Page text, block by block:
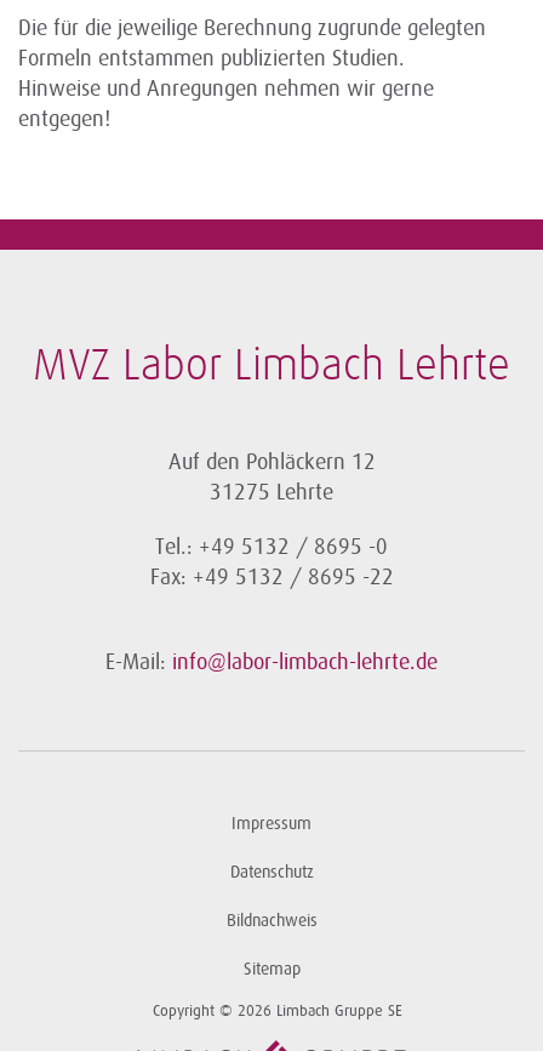
Die für die jeweilige Berechnung zugrunde gelegten
Formeln entstammen publizierten Studien.
Hinweise und Anregungen nehmen wir gerne
entgegen!
MVZ Labor Limbach Lehrte
Auf den Pohläckern 12
31275 Lehrte
Tel.: +49 5132 / 8695 -0
Fax: +49 5132 / 8695 -22
E-Mail: info@labor-limbach-lehrte.de
Impressum
Datenschutz
Bildnachweis
Sitemap
Copyright © 2026 Limbach Gruppe SE